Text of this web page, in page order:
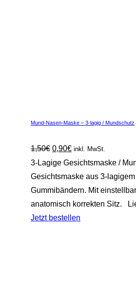
Mund-Nasen-Maske – 3-lagig / Mundschutz
1,50€ Ursprünglicher
Preis
war:
1,50€
0,90€Aktueller
Preis
ist:
0,90€.
inkl. MwSt.
3-Lagige Gesichtsmaske /
Gesichtsmaske aus 3-
Gummibändern. Mit
anatomisch korrekten Sitz.
Jetzt bestellen